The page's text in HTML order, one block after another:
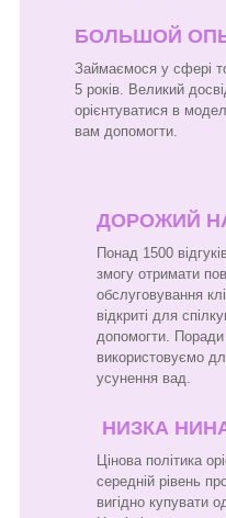
БОЛЬШОЙ
Займаємося у сфері
5 років. Великий
орієнтуватися в
вам допомогти.
ДОРОЖИЙ
Понад 1500
змогу отримати
обслуговування
відкриті для
допомогти.
використовуємо
усунення вад.
НИЗКА
Цінова політика
середній рівень
вигідно купувати